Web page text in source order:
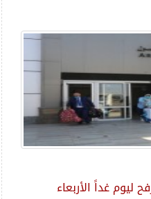
ليوم غداً الأربعاء